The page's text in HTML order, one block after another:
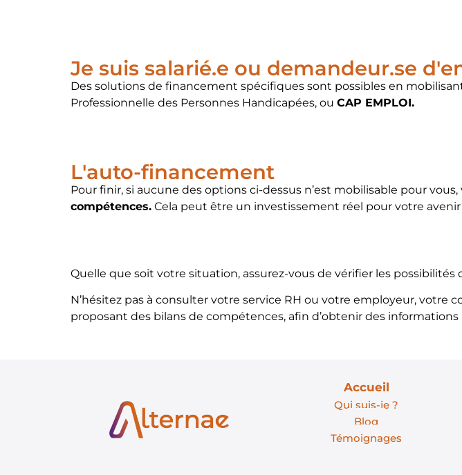
Je suis salarié.e ou demandeur.se
Des solutions de financement spécifiques sont possibles en mobilisant
Professionnelle des Personnes Handicapées, ou CAP EMPLOI.
L'auto-financement
Pour finir, si aucune des options ci-dessus n’est mobilisable pour
compétences. Cela peut être un investissement réel pour votre
Quelle que soit votre situation, assurez-vous de vérifier les
N’hésitez pas à consulter votre service RH ou votre employeur,
proposant des bilans de compétences, afin d’obtenir des
Accueil
Qui suis-je ?
Blog
Témoignages